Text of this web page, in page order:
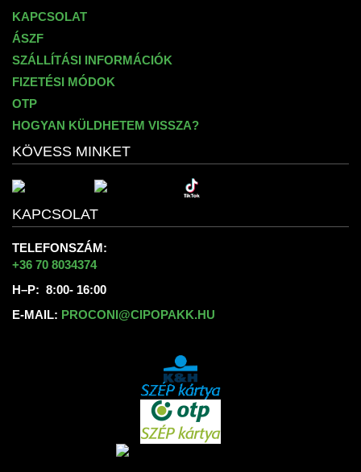
KAPCSOLAT
ÁSZF
SZÁLLÍTÁSI INFORMÁCIÓK
FIZETÉSI MÓDOK
OTP
HOGYAN KÜLDHETEM VISSZA?
KÖVESS MINKET
KAPCSOLAT
TELEFONSZÁM:
+36 70 8034374
H–P: 8:00- 16:00
E-MAIL: PROCONI@CIPOPAKK.HU